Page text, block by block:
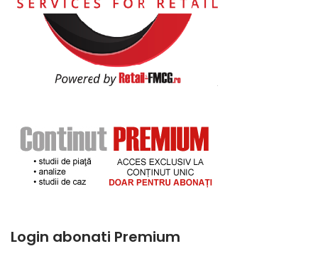
Login abonati Premium